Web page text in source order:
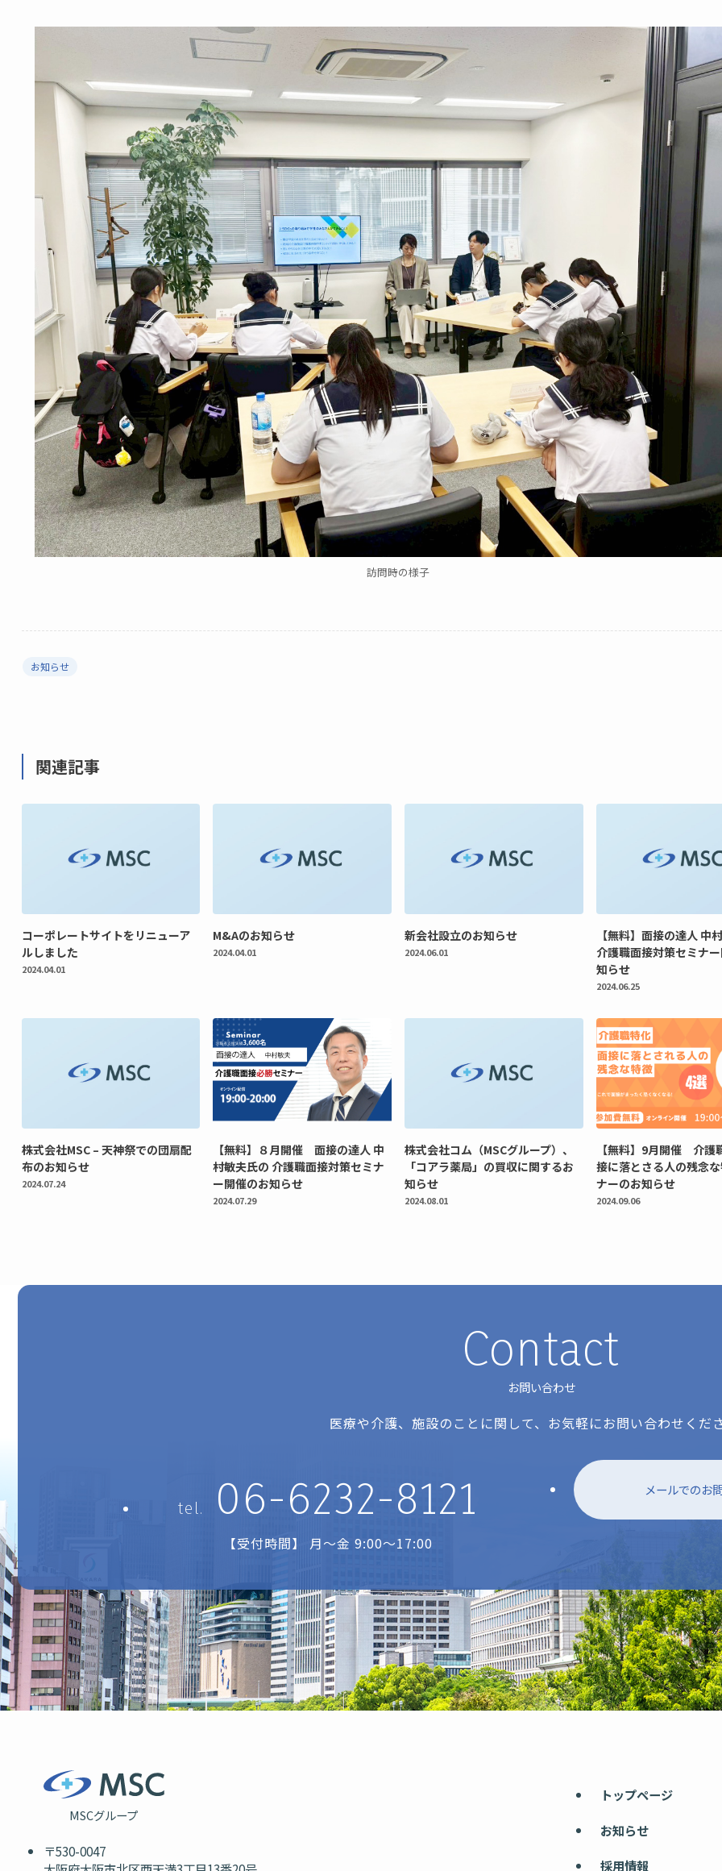
訪問時の様子
お知らせ
関連記事
コーポレートサイトをリニューア
ルしました
2024.04.01
M&Aのお知らせ
2024.04.01
新会社設立のお知らせ
2024.06.01
【無料】面接の達人 中
介護職面接対策セミナ
知らせ
2024.06.25
株式会社MSC – 天神祭での団扇配
布のお知らせ
2024.07.24
【無料】８月開催 面接の達人 中
村敏夫氏の 介護職面接対策セミナ
ー開催のお知らせ
2024.07.29
株式会社コム（MSCグループ）、
「コアラ薬局」の買収に関するお
知らせ
2024.08.01
【無料】9月開催 介護
接に落とさる人の残念
ナーのお知らせ
2024.09.06
Contact
お問い合わせ
医療や介護、施設のことに関して、お気軽にお問い合わせくだ
tel. 06-6232-8121
【受付時間】 月～金 9:00～17:00
メールでのお
MSCグループ
〒530-0047
トップページ
お知らせ
採用情報